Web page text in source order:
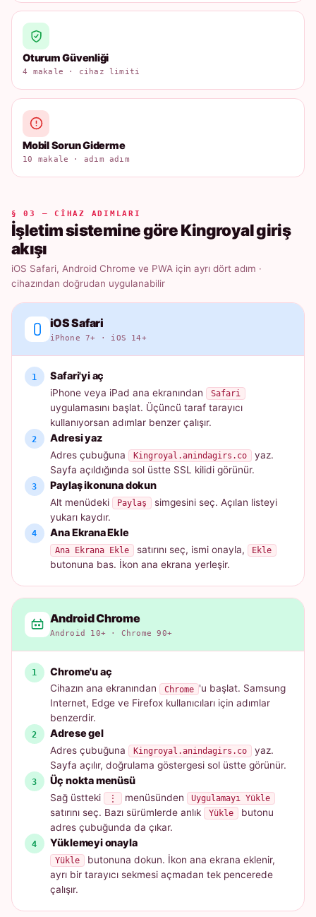
Oturum Güvenliği
4 makale · cihaz limiti
Mobil Sorun Giderme
10 makale · adım adım
§ 03 — CIHAZ ADIMLARI
İşletim sistemine göre Kingroyal giriş
akışı
iOS Safari, Android Chrome ve PWA için ayrı dört adım ·
cihazından doğrudan uygulanabilir
iOS Safari
iPhone 7+ · iOS 14+
Safari'yi aç
iPhone veya iPad ana ekranından Safari
uygulamasını başlat. Üçüncü taraf tarayıcı
kullanıyorsan adımlar benzer çalışır.
Adresi yaz
Adres çubuğuna Kingroyal.anindagirs.co
yaz.
Sayfa açıldığında sol üstte SSL kilidi görünür.
Paylaş ikonuna dokun
Alt menüdeki Paylaş
simgesini seç. Açılan listeyi
yukarı kaydır.
Ana Ekrana Ekle
Ana Ekrana Ekle satırını seç, ismi onayla, Ekle
butonuna bas. İkon ana ekrana yerleşir.
Android Chrome
Android 10+ · Chrome 90+
Chrome'u aç
Cihazın ana ekranından Chrome 'u başlat. Samsung
Internet, Edge ve Firefox kullanıcıları için adımlar
benzerdir.
Adrese gel
Adres çubuğuna Kingroyal.anindagirs.co
yaz.
Sayfa açılır, doğrulama göstergesi sol üstte görünür.
Üç nokta menüsü
Sağ üstteki ⋮ menüsünden Uygulamayı Yükle
satırını seç. Bazı sürümlerde anlık Yükle
butonu
adres çubuğunda da çıkar.
Yüklemeyi onayla
Yükle
butonuna dokun. İkon ana ekrana eklenir,
ayrı bir tarayıcı sekmesi açmadan tek pencerede
çalışır.